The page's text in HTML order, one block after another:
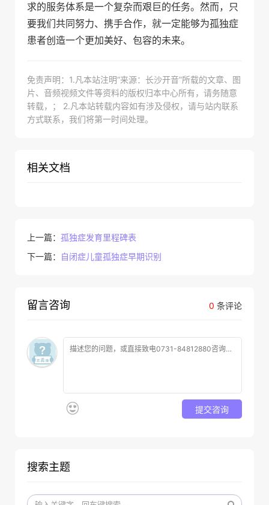
求的服务体系是一个复杂而艰巨的任务。然而，只
要我们共同努力、携手合作，就一定能够为孤独症
患者创造一个更加美好、包容的未来。
免责声明：1.凡本站注明“来源：长沙开音”所载的文章、图
片、音频视频文件等资料的版权归本中心所有，请务随意
转载，； 2.凡本站转载内容如有涉及侵权，请与站内联系
方式联系，我们将第一时间处理。
相关文档
上一篇： 孤独症发育里程碑表
下一篇：
自闭症儿童孤独症早期识别
0 条评论
留言咨询
提交咨询
搜索主题